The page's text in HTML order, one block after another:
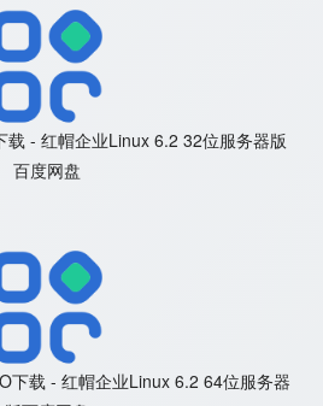
载 - 红帽企业Linux 6.2 32位服务器版
百度网盘
下载 - 红帽企业Linux 6.2 64位服务器